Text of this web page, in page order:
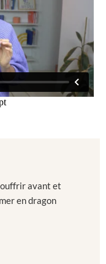
avant et
en dragon